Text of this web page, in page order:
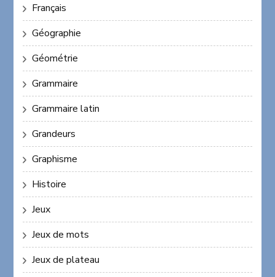
Français
Géographie
Géométrie
Grammaire
Grammaire latin
Grandeurs
Graphisme
Histoire
Jeux
Jeux de mots
Jeux de plateau